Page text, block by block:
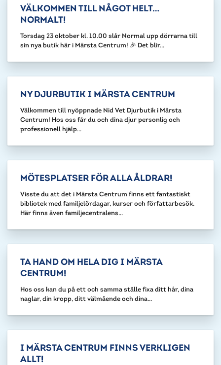
VÄLKOMMEN TILL NÅGOT HELT…
NORMALT!
Torsdag 23 oktober kl. 10.00 slår Normal upp dörrarna till
sin nya butik här i Märsta Centrum! 🎉 Det blir...
NY DJURBUTIK I MÄRSTA CENTRUM
Välkommen till nyöppnade Nid Vet Djurbutik i Märsta
Centrum! Hos oss får du och dina djur personlig och
professionell hjälp...
MÖTESPLATSER FÖR ALLA ÅLDRAR!
Visste du att det i Märsta Centrum finns ett fantastiskt
bibliotek med familjelördagar, kurser och författarbesök.
Här finns även familjecentralens...
TA HAND OM HELA DIG I MÄRSTA
CENTRUM!
Hos oss kan du på ett och samma ställe fixa ditt hår, dina
naglar, din kropp, ditt välmående och dina...
I MÄRSTA CENTRUM FINNS VERKLIGEN
ALLT!